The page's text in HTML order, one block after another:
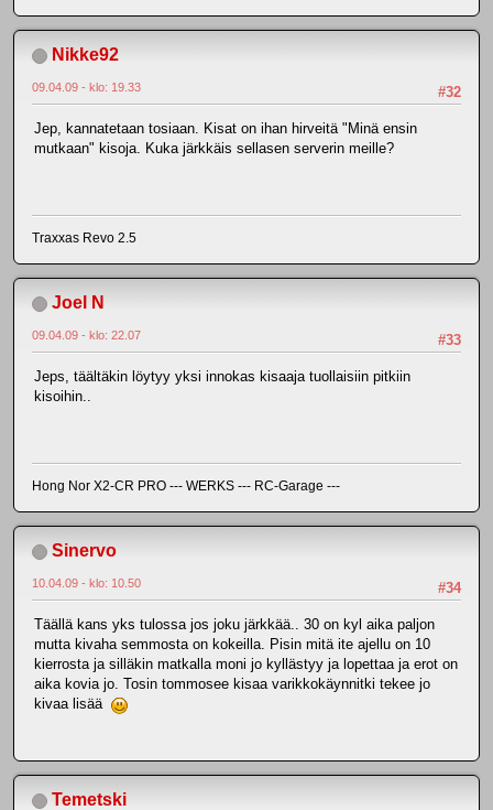
Nikke92
#32
09.04.09 - klo: 19.33
Jep, kannatetaan tosiaan. Kisat on ihan hirveitä "Minä ensin
mutkaan" kisoja. Kuka järkkäis sellasen serverin meille?
Traxxas Revo 2.5
Joel N
#33
09.04.09 - klo: 22.07
Jeps, täältäkin löytyy yksi innokas kisaaja tuollaisiin pitkiin
kisoihin..
Hong Nor X2-CR PRO --- WERKS --- RC-Garage ---
Sinervo
#34
10.04.09 - klo: 10.50
Täällä kans yks tulossa jos joku järkkää.. 30 on kyl aika paljon
mutta kivaha semmosta on kokeilla. Pisin mitä ite ajellu on 10
kierrosta ja silläkin matkalla moni jo kyllästyy ja lopettaa ja erot on
aika kovia jo. Tosin tommosee kisaa varikkokäynnitki tekee jo
kivaa lisää
Temetski